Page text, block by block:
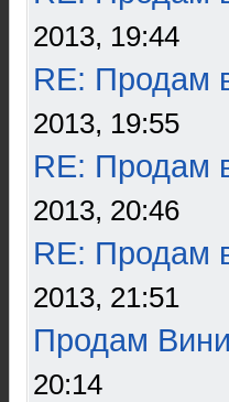
2013, 19:44
RE: Продам
2013, 19:55
RE: Продам
2013, 20:46
RE: Продам
2013, 21:51
Продам
20:14